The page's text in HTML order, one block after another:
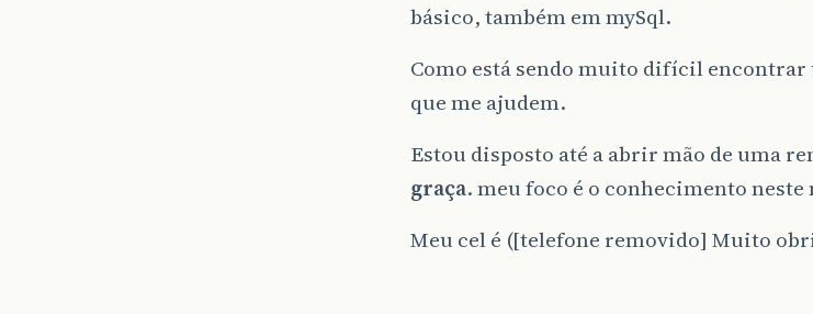
básico, também em mySql.
Como está sendo muito difícil encontrar
que me ajudem.
Estou disposto até a abrir mão de uma
graça. meu foco é o conhecimento
Meu cel é ([telefone removido] Muito